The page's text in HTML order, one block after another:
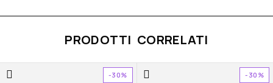
PRODOTTI CORRELATI
-30% -30%